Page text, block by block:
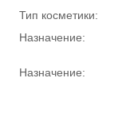
Тип косметики:
Назначение:
Назначение: